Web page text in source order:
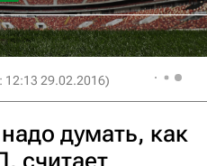
12:13 29.02.2016)
думать, как
считает